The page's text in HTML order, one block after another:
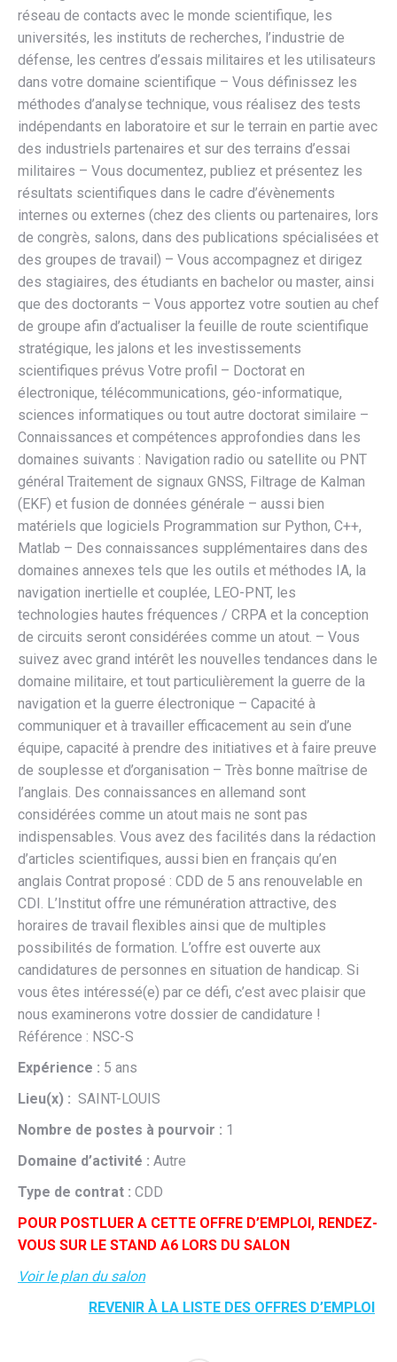
réseau de contacts avec le monde scientifique, les
universités, les instituts de recherches, l’industrie de
défense, les centres d’essais militaires et les utilisateurs
dans votre domaine scientifique – Vous définissez les
méthodes d’analyse technique, vous réalisez des tests
indépendants en laboratoire et sur le terrain en partie avec
des industriels partenaires et sur des terrains d’essai
militaires – Vous documentez, publiez et présentez les
résultats scientifiques dans le cadre d’évènements
internes ou externes (chez des clients ou partenaires, lors
de congrès, salons, dans des publications spécialisées et
des groupes de travail) – Vous accompagnez et dirigez
des stagiaires, des étudiants en bachelor ou master, ainsi
que des doctorants – Vous apportez votre soutien au chef
de groupe afin d’actualiser la feuille de route scientifique
stratégique, les jalons et les investissements
scientifiques prévus Votre profil – Doctorat en
électronique, télécommunications, géo-informatique,
sciences informatiques ou tout autre doctorat similaire –
Connaissances et compétences approfondies dans les
domaines suivants : Navigation radio ou satellite ou PNT
général Traitement de signaux GNSS, Filtrage de Kalman
(EKF) et fusion de données générale – aussi bien
matériels que logiciels Programmation sur Python, C++,
Matlab – Des connaissances supplémentaires dans des
domaines annexes tels que les outils et méthodes IA, la
navigation inertielle et couplée, LEO-PNT, les
technologies hautes fréquences / CRPA et la conception
de circuits seront considérées comme un atout. – Vous
suivez avec grand intérêt les nouvelles tendances dans le
domaine militaire, et tout particulièrement la guerre de la
navigation et la guerre électronique – Capacité à
communiquer et à travailler efficacement au sein d’une
équipe, capacité à prendre des initiatives et à faire preuve
de souplesse et d’organisation – Très bonne maîtrise de
l’anglais. Des connaissances en allemand sont
considérées comme un atout mais ne sont pas
indispensables. Vous avez des facilités dans la rédaction
d’articles scientifiques, aussi bien en français qu’en
anglais Contrat proposé : CDD de 5 ans renouvelable en
CDI. L’Institut offre une rémunération attractive, des
horaires de travail flexibles ainsi que de multiples
possibilités de formation. L’offre est ouverte aux
candidatures de personnes en situation de handicap. Si
vous êtes intéressé(e) par ce défi, c’est avec plaisir que
nous examinerons votre dossier de candidature !
Référence : NSC-S
Expérience : 5 ans
Lieu(x) : SAINT-LOUIS
Nombre de postes à pourvoir : 1
Domaine d’activité : Autre
Type de contrat : CDD
POUR POSTLUER A CETTE OFFRE D’EMPLOI, RENDEZ-
VOUS SUR LE STAND A6 LORS DU SALON
Voir le plan du salon
REVENIR À LA LISTE DES OFFRES D’EMPLOI